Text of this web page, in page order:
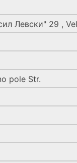
Левски" 29 ,
pole Str.